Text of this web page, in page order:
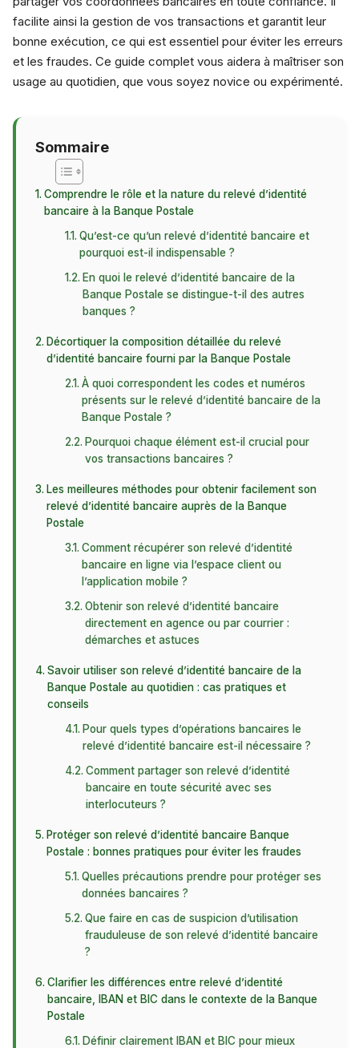
facilite ainsi la gestion de vos transactions et garantit leur
bonne exécution, ce qui est essentiel pour éviter les erreurs
et les fraudes. Ce guide complet vous aidera à maîtriser son
usage au quotidien, que vous soyez novice ou expérimenté.
Sommaire
Comprendre le rôle et la nature du relevé d’identité
bancaire à la Banque Postale
Qu’est-ce qu’un relevé d’identité bancaire et
pourquoi est-il indispensable ?
En quoi le relevé d’identité bancaire de la
Banque Postale se distingue-t-il des autres
banques ?
Décortiquer la composition détaillée du relevé
d’identité bancaire fourni par la Banque Postale
À quoi correspondent les codes et numéros
présents sur le relevé d’identité bancaire de la
Banque Postale ?
Pourquoi chaque élément est-il crucial pour
vos transactions bancaires ?
Les meilleures méthodes pour obtenir facilement son
relevé d’identité bancaire auprès de la Banque
Postale
Comment récupérer son relevé d’identité
bancaire en ligne via l’espace client ou
l’application mobile ?
Obtenir son relevé d’identité bancaire
directement en agence ou par courrier :
démarches et astuces
Savoir utiliser son relevé d’identité bancaire de la
Banque Postale au quotidien : cas pratiques et
conseils
Pour quels types d’opérations bancaires le
relevé d’identité bancaire est-il nécessaire ?
Comment partager son relevé d’identité
bancaire en toute sécurité avec ses
interlocuteurs ?
Protéger son relevé d’identité bancaire Banque
Postale : bonnes pratiques pour éviter les fraudes
Quelles précautions prendre pour protéger ses
données bancaires ?
Que faire en cas de suspicion d’utilisation
frauduleuse de son relevé d’identité bancaire
?
Clarifier les différences entre relevé d’identité
bancaire, IBAN et BIC dans le contexte de la Banque
Postale
Définir clairement IBAN et BIC pour mieux